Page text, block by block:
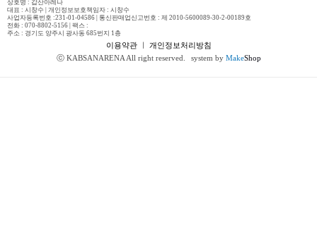
상호명 : 갑산아레나
대표 : 시창수 | 개인정보보호책임자 : 시창수
사업자등록번호 :231-01-04586 | 통신판매업신고번호 : 제 2010-5600089-30-2-00189호
전화 : 070-8802-5156 | 팩스 :
주소 : 경기도 양주시 광사동 685번지 1층
이용약관ㅣ 개인정보처리방침
ⓒ KABSANARENA All right reserved.
system by MakeShop